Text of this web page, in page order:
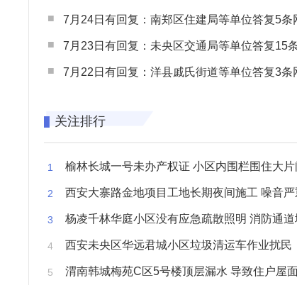
7月24日有回复：南郑区住建局等单位答复5条网民
7月23日有回复：未央区交通局等单位答复15条网民
7月22日有回复：洋县戚氏街道等单位答复3条网民
关注排行
榆林长城一号未办产权证 小区内围栏围住大片闲置
西安大寨路金地项目工地长期夜间施工 噪音严重
杨凌千林华庭小区没有应急疏散照明 消防通
西安未央区华远君城小区垃圾清运车作业扰民
渭南韩城梅苑C区5号楼顶层漏水 导致住户屋面被